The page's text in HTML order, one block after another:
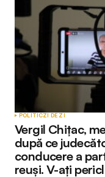
POLITICZI DE ZI
Vergil Chițac,
după ce
conducere a
reuși. V-ați